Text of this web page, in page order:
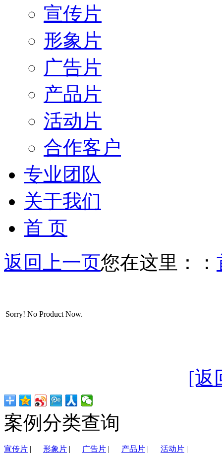
宣传片
形象片
广告片
产品片
活动片
合作客户
专业团队
关于我们
首 页
返回上一页您在这里：：
Sorry! No Product Now.
[返
案例分类查询
宣传片 | 形象片 | 广告片 | 产品片 | 活动片 |